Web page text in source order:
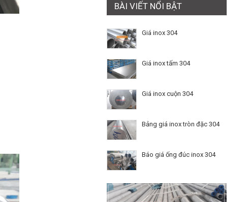
BÀI VIẾT NỔI BẬT
Giá inox 304
Giá inox tấm 304
Giá inox cuộn 304
Bảng giá inox tròn đặc 304
Báo giá ống đúc inox 304